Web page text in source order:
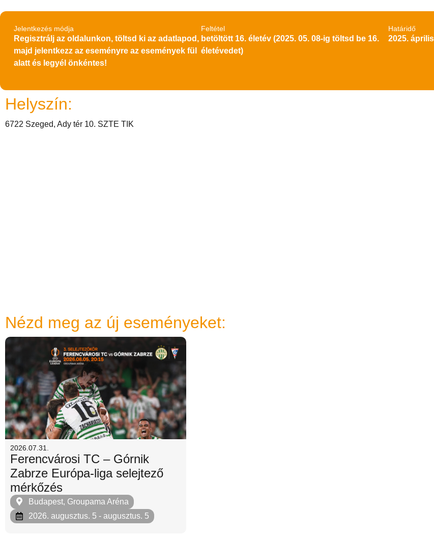
Jelentkezés módja
Regisztrálj az oldalunkon, töltsd ki az adatlapod,
majd jelentkezz az eseményre az események fül
alatt és legyél önkéntes!
Feltétel
betöltött 16. életév (2025. 05. 08-ig töltsd be 16.
életévedet)
Határidő
2025.
Helyszín:
6722 Szeged, Ady tér 10. SZTE TIK
Nézd meg az új eseményeket:
2026.07.31.
Ferencvárosi TC – Górnik
Zabrze Európa-liga selejtező
mérkőzés
Budapest, Groupama Aréna
2026. augusztus. 5 - augusztus. 5